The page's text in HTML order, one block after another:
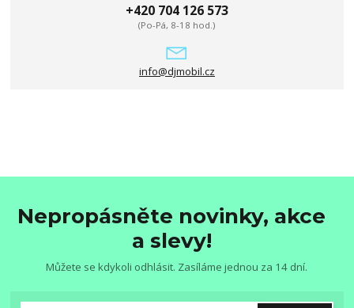
+420 704 126 573
(Po-Pá, 8-18 hod.)
info@djmobil.cz
Nepropásněte novinky, akce
a slevy!
Můžete se kdykoli odhlásit. Zasíláme jednou za 14 dní.